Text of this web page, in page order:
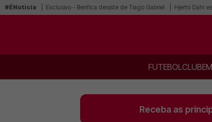
#ÉNotícia Exclusivo - Benfica desiste de Tiago Gabriel Hjerto Dahl
FUTEBOLCLUBE
Receba as